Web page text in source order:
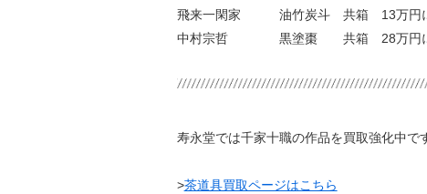
飛来一閑家 油竹炭斗 共箱 13万円にて
中村宗哲 黒塗棗 共箱 28万円にて
寿永堂では千家十職の作品を買取強化中で
>茶道具買取ページはこちら